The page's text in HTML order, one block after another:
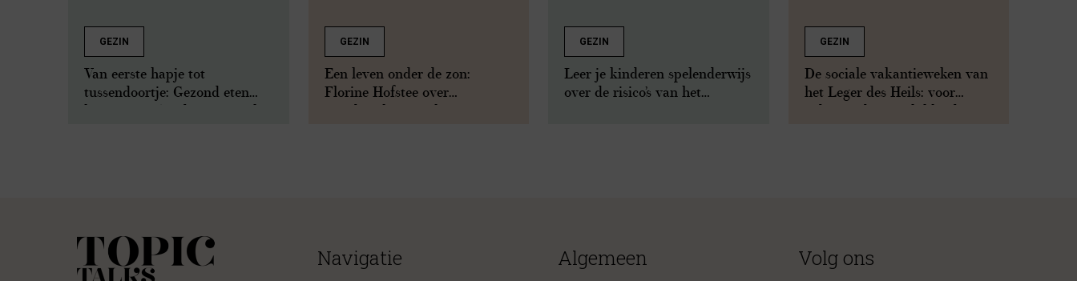
GEZIN
Van eerste hapje tot
tussendoortje: Gezond eten
GEZIN
Een leven onder de zon:
Florine Hofstee over
GEZIN
Leer je kinderen spelenderwijs
over de risico’s van het
GEZIN
De sociale vakantieweken van
het Leger des Heils: voor
Navigatie Algemeen Volg ons